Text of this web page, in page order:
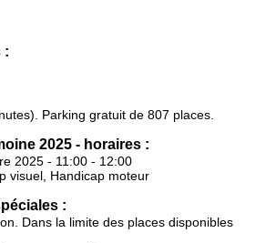
:
Parking gratuit de 807 places.
2025 - horaires :
2025 - 11:00 - 12:00
visuel, Handicap moteur
:
Dans la limite des places disponibles